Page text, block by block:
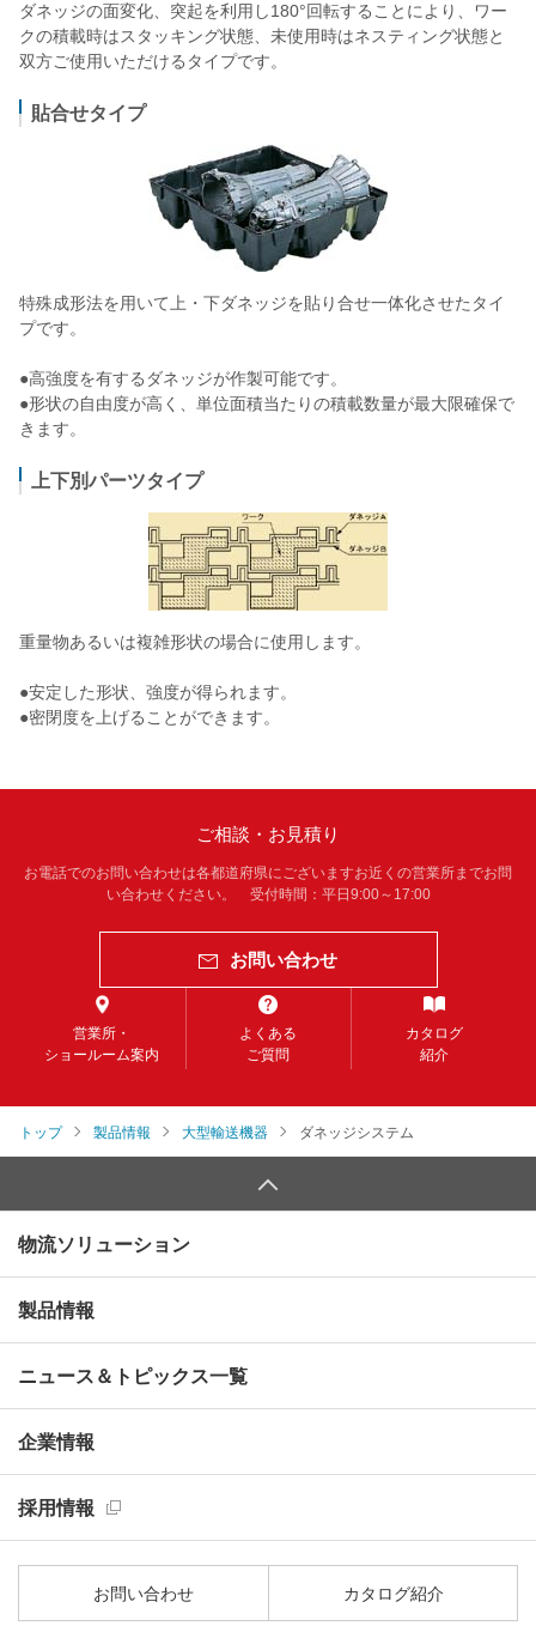
ダネッジの面変化、突起を利用し180°回転することにより、ワー
クの積載時はスタッキング状態、未使用時はネスティング状態と
双方ご使用いただけるタイプです。
貼合せタイプ
特殊成形法を用いて上・下ダネッジを貼り合せ一体化させたタイ
プです。
●高強度を有するダネッジが作製可能です。
●形状の自由度が高く、単位面積当たりの積載数量が最大限確保で
きます。
上下別パーツタイプ
重量物あるいは複雑形状の場合に使用します。
●安定した形状、強度が得られます。
●密閉度を上げることができます。
ご相談・お見積り
お電話でのお問い合わせは各都道府県にございますお近くの営業所までお問
い合わせください。 受付時間：平日9:00～17:00
お問い合わせ
営業所・
ショールーム案内
よくある
ご質問
カタログ
紹介
トップ 製品情報 大型輸送機器 ダネッジシステム
物流ソリューション
製品情報
ニュース＆トピックス一覧
企業情報
採用情報
お問い合わせ カタログ紹介